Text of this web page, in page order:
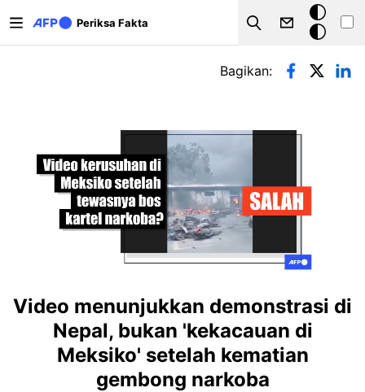
Periksa Fakta
Search
Mode
gelap
Tab primer
Bagikan:
Video menunjukkan demonstrasi di
Nepal, bukan 'kekacauan di
Meksiko' setelah kematian
gembong narkoba